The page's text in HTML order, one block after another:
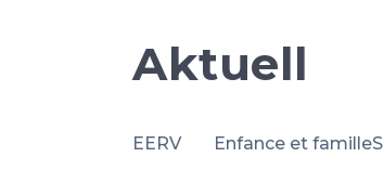
Aktuell
EERV Enfance et familleS